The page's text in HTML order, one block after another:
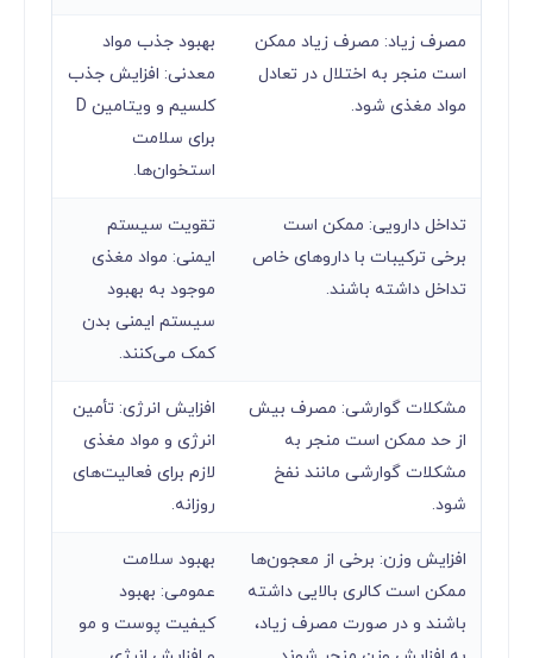
مصرف زیاد: مصرف زیاد ممکن
است منجر به اختلال در تعادل
مواد مغذی شود.
بهبود جذب مواد
معدنی: افزایش جذب
کلسیم و ویتامین D
برای سلامت
استخوان‌ها.
تداخل دارویی: ممکن است
برخی ترکیبات با داروهای خاص
تداخل داشته باشند.
تقویت سیستم
ایمنی: مواد مغذی
موجود به بهبود
سیستم ایمنی بدن
کمک می‌کنند.
مشکلات گوارشی: مصرف بیش
از حد ممکن است منجر به
مشکلات گوارشی مانند نفخ
شود.
افزایش انرژی: تأمین
انرژی و مواد مغذی
لازم برای فعالیت‌های
روزانه.
افزایش وزن: برخی از معجون‌ها
ممکن است کالری بالایی داشته
باشند و در صورت مصرف زیاد،
بهبود سلامت
عمومی: بهبود
کیفیت پوست و مو